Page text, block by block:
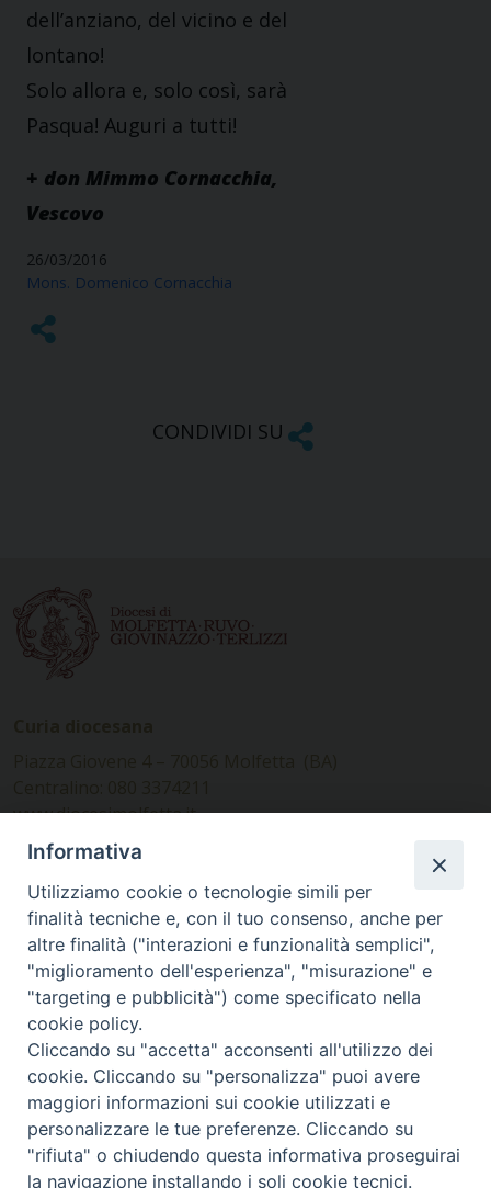
dell’anziano, del vicino e del
lontano!
Solo allora e, solo così, sarà
Pasqua! Auguri a tutti!
+ don Mimmo Cornacchia,
Vescovo
26/03/2016
Mons. Domenico Cornacchia
CONDIVIDI SU
www.diocesimolfetta.it –
diocesimolfetta@pec.chiesacattolica.it
Ufficio Comunicazioni sociali
Piazza Giovene 4 – 70056 Molfetta (BA)
comunicazionisociali@diocesimolfetta.it
SEGUICI SU
Facebook
Instagram
X YouTube
Feed
Privacy Policy - trasparenza
Informativa
Utilizziamo cookie o tecnologie simili per
finalità tecniche e, con il tuo consenso, anche per
altre finalità ("interazioni e funzionalità semplici",
"miglioramento dell'esperienza", "misurazione" e
"targeting e pubblicità") come specificato nella
cookie policy.
Cliccando su "accetta" acconsenti all'utilizzo dei
cookie. Cliccando su "personalizza" puoi avere
maggiori informazioni sui cookie utilizzati e
personalizzare le tue preferenze. Cliccando su
"rifiuta" o chiudendo questa informativa proseguirai
la navigazione installando i soli cookie tecnici.